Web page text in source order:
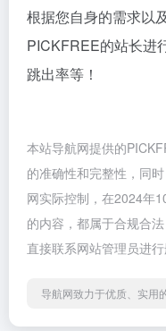
根据您自身的需求以
PICKFREE的站长进
跳出率等！
本站导航网提供的
的准确性和完整性，同
网实际控制，在2024年
的内容，都属于合规合
直接联系网站管理员进
导航网致力于优质、实用